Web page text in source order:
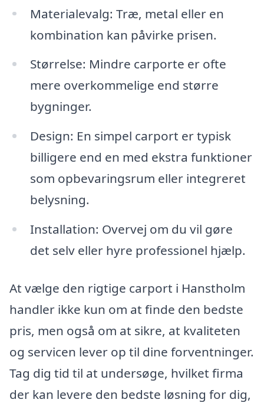
Materialevalg: Træ, metal eller en
kombination kan påvirke prisen.
Størrelse: Mindre carporte er ofte
mere overkommelige end større
bygninger.
Design: En simpel carport er typisk
billigere end en med ekstra funktioner
som opbevaringsrum eller integreret
belysning.
Installation: Overvej om du vil gøre
det selv eller hyre professionel hjælp.
At vælge den rigtige carport i Hanstholm
handler ikke kun om at finde den bedste
pris, men også om at sikre, at kvaliteten
og servicen lever op til dine forventninger.
Tag dig tid til at undersøge, hvilket firma
der kan levere den bedste løsning for dig,